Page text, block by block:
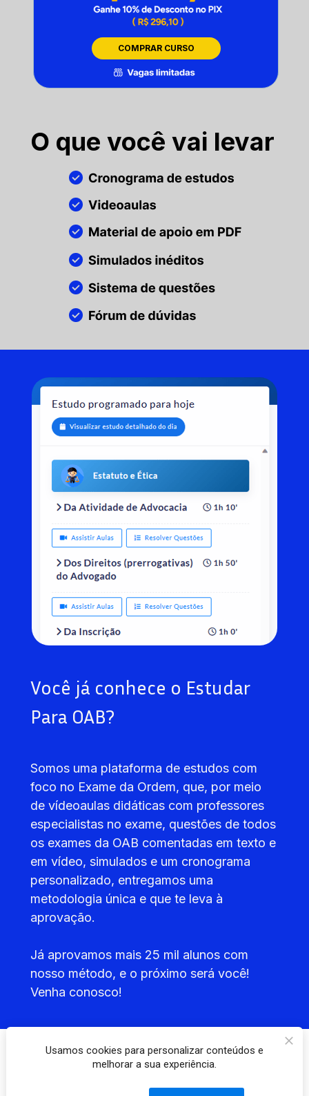
COMPRAR CURSO
O que você vai levar
Você já conhece o Estudar
Para OAB?
Somos uma plataforma de estudos com
foco no Exame da Ordem, que, por meio
de vídeoaulas didáticas com professores
especialistas no exame, questões de todos
os exames da OAB comentadas em texto e
em vídeo, simulados e um cronograma
personalizado, entregamos uma
metodologia única e que te leva à
aprovação.
Já aprovamos mais 25 mil alunos com
nosso método, e o próximo será você!
Venha conosco!
Usamos cookies para personalizar conteúdos e
melhorar a sua experiência.